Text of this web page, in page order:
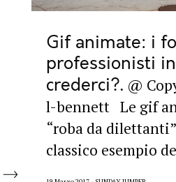
Gif animate: i
professionisti
crederci? @
l-bennett Le gif
“roba da
classico esempio